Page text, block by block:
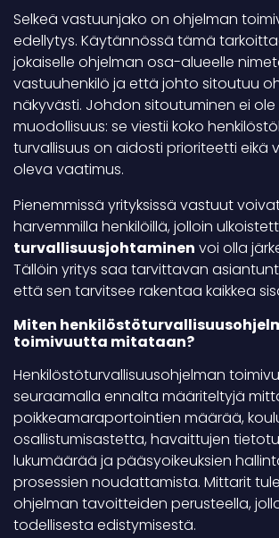
Selkeä vastuunjako on ohjelman
edellytys. Käytännössä tämä
jokaiselle ohjelman osa-alueelle
vastuuhenkilö ja että johto sitoutuu
näkyvästi. Johdon sitoutuminen ei ole
muodollisuus: se viestii koko
turvallisuus on aidosti prioriteetti eikä
oleva vaatimus.
Pienemmissä yrityksissä vastuut
harvemmilla henkilöillä, jolloin
turvallisuusjohtaminen voi olla
Tällöin yritys saa tarvittavan
että sen tarvitsee rakentaa kaikkea
Miten
toimivuutta mitataan?
Henkilöstöturvallisuusohjelman
seuraamalla ennalta määriteltyjä
poikkeamaraportointien määrää,
osallistumisastetta, havaittujen
lukumäärää ja pääsyoikeuksien
prosessien noudattamista. Mittarit
ohjelman tavoitteiden perusteella,
todellisesta edistymisestä.